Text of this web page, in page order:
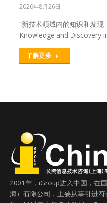
2020年8月26日
“新技术领域内的知识和发
Knowledge and Discovery
了解更多
2001年，iGroup进入中国，在
海）有限公司，主要从事引进